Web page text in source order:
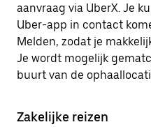
aanvraag via UberX. Je
Uber-app in contact
Melden, zodat je
Je wordt mogelijk
buurt van de
Zakelijke reizen